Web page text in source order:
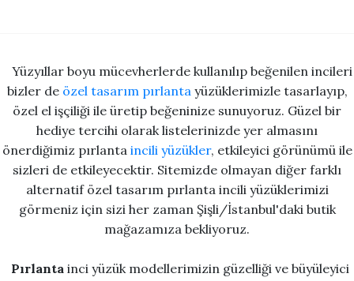
Yüzyıllar boyu mücevherlerde kullanılıp beğenilen incileri
bizler de özel tasarım pırlanta yüzüklerimizle tasarlayıp,
özel el işçiliği ile üretip beğeninize sunuyoruz. Güzel bir
hediye tercihi olarak listelerinizde yer almasını
önerdiğimiz pırlanta incili yüzükler, etkileyici görünümü ile
sizleri de etkileyecektir. Sitemizde olmayan diğer farklı
alternatif özel tasarım pırlanta incili yüzüklerimizi
görmeniz için sizi her zaman Şişli/İstanbul'daki butik
mağazamıza bekliyoruz.
Pırlanta inci yüzük modellerimizin güzelliği ve büyüleyici